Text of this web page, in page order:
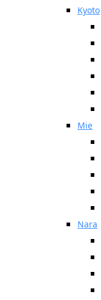
Kyoto
Mie
Nara